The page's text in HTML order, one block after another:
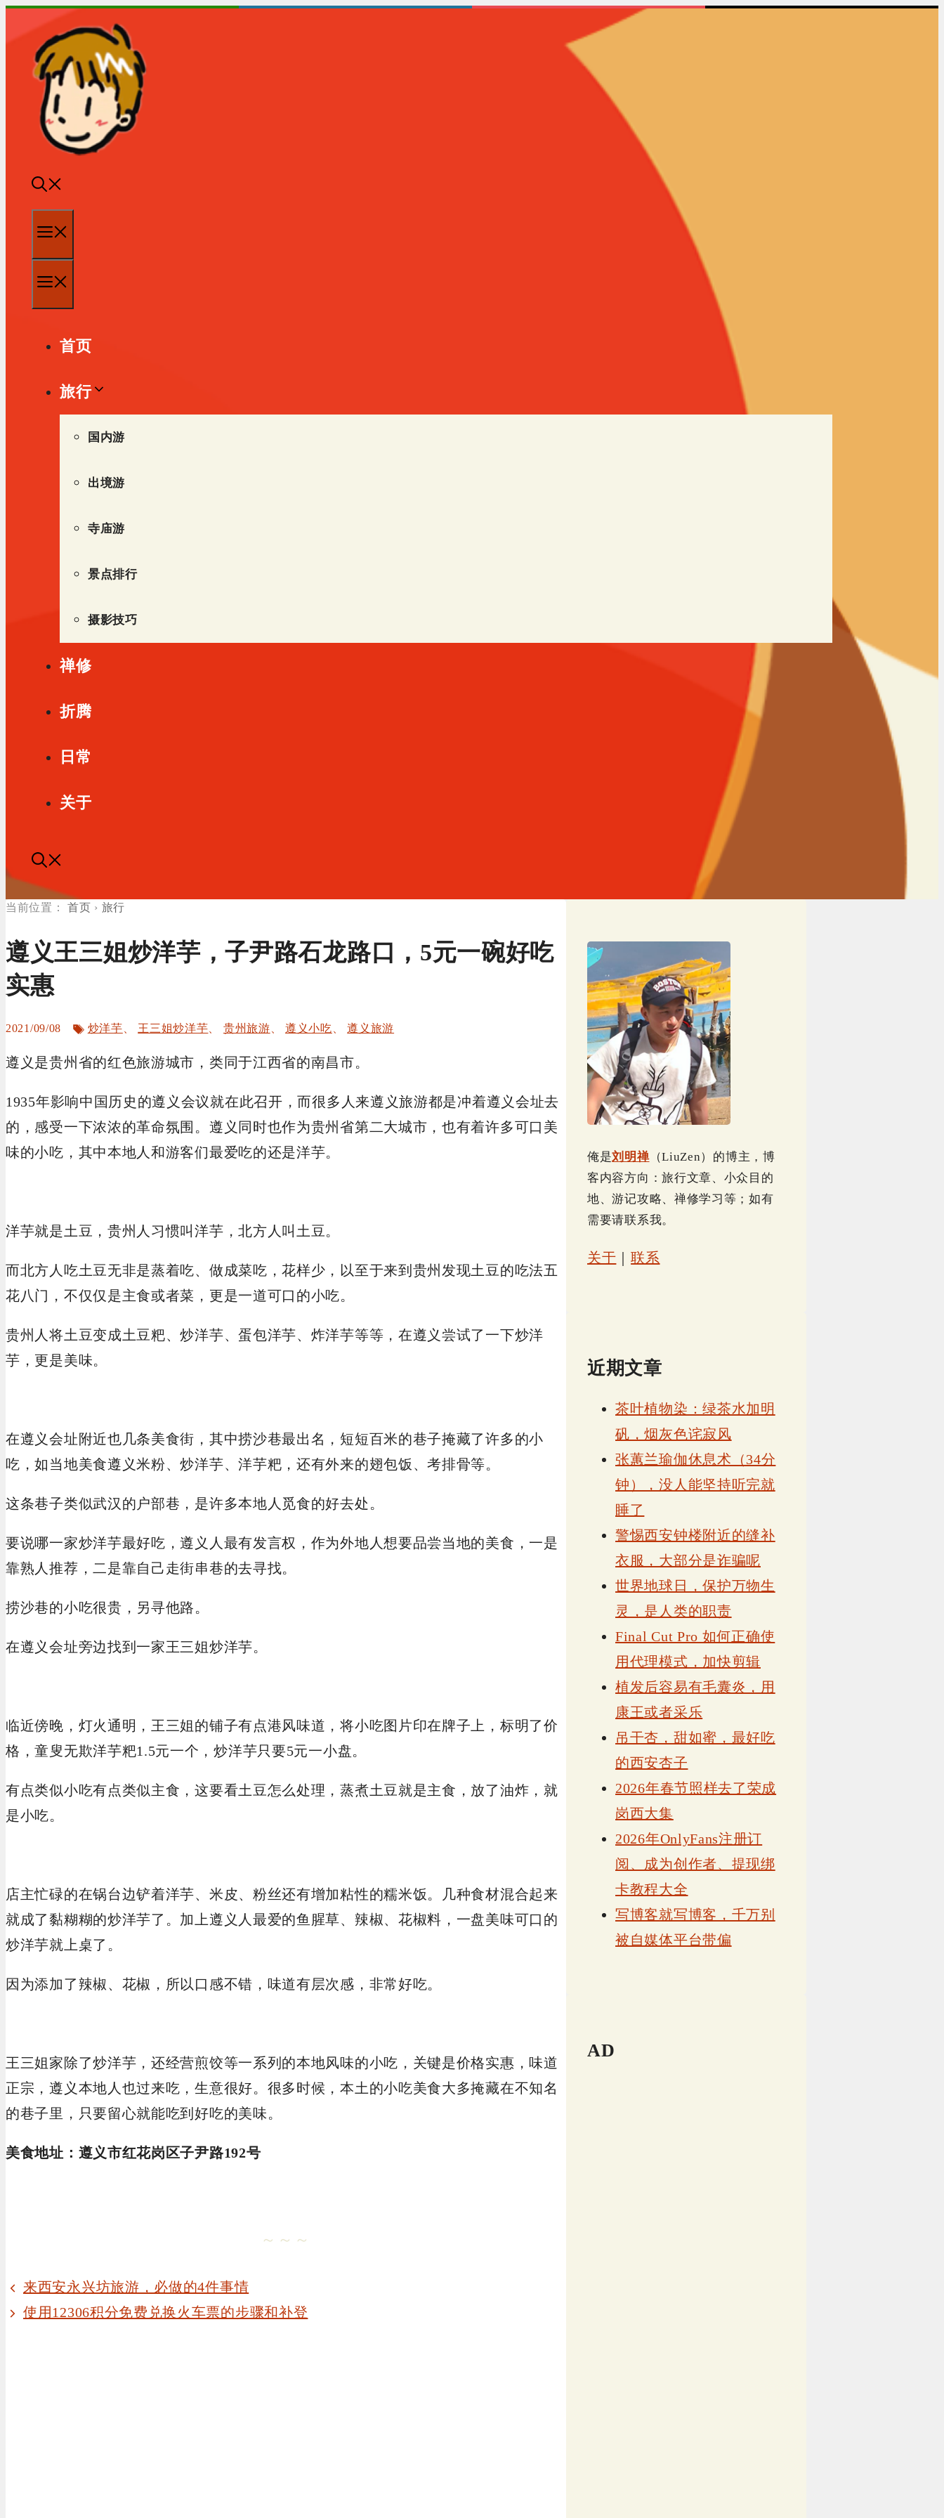
至
首页
旅行
国内游
出境游
寺庙游
景点排行
摄影技巧
禅修
折腾
日常
关于
首页 › 旅行
遵义王三姐炒洋芋，子尹路石龙路口，5元一碗好吃
实惠
2021/09/08
标
炒洋芋、王三姐炒洋芋、 贵州旅游、遵义小吃、遵义旅游
遵义是贵州省的红色旅游城市，类同于江西省的南昌市。
1935年影响中国历史的遵义会议就在此召开，而很多人来遵义旅游都是冲着遵义会址去
的，感受一下浓浓的革命氛围。遵义同时也作为贵州省第二大城市，也有着许多可口美
味的小吃，其中本地人和游客们最爱吃的还是洋芋。
洋芋就是土豆，贵州人习惯叫洋芋，北方人叫土豆。
而北方人吃土豆无非是蒸着吃、做成菜吃，花样少，以至于来到贵州发现土豆的吃法五
花八门，不仅仅是主食或者菜，更是一道可口的小吃。
贵州人将土豆变成土豆粑、炒洋芋、蛋包洋芋、炸洋芋等等，在遵义尝试了一下炒洋
芋，更是美味。
在遵义会址附近也几条美食街，其中捞沙巷最出名，短短百米的巷子掩藏了许多的小
吃，如当地美食遵义米粉、炒洋芋、洋芋粑，还有外来的翅包饭、考排骨等。
这条巷子类似武汉的户部巷，是许多本地人觅食的好去处。
要说哪一家炒洋芋最好吃，遵义人最有发言权，作为外地人想要品尝当地的美食，一是
靠熟人推荐，二是靠自己走街串巷的去寻找。
捞沙巷的小吃很贵，另寻他路。
在遵义会址旁边找到一家王三姐炒洋芋。
临近傍晚，灯火通明，王三姐的铺子有点港风味道，将小吃图片印在牌子上，标明了价
格，童叟无欺洋芋粑1.5元一个，炒洋芋只要5元一小盘。
有点类似小吃有点类似主食，这要看土豆怎么处理，蒸煮土豆就是主食，放了油炸，就
是小吃。
店主忙碌的在锅台边铲着洋芋、米皮、粉丝还有增加粘性的糯米饭。几种食材混合起来
就成了黏糊糊的炒洋芋了。加上遵义人最爱的鱼腥草、辣椒、花椒料，一盘美味可口的
炒洋芋就上桌了。
因为添加了辣椒、花椒，所以口感不错，味道有层次感，非常好吃。
王三姐家除了炒洋芋，还经营煎饺等一系列的本地风味的小吃，关键是价格实惠，味道
正宗，遵义本地人也过来吃，生意很好。很多时候，本土的小吃美食大多掩藏在不知名
的巷子里，只要留心就能吃到好吃的美味。
美食地址：遵义市红花岗区子尹路192号
～～～
来西安永兴坊旅游，必做的4件事情
使用12306积分免费兑换火车票的步骤和补登
俺是刘明禅（LiuZen）的博主，博
客内容方向：旅行文章、小众目的
地、游记攻略、禅修学习等；如有
需要请联系我。
关于 ｜联系
近期文章
茶叶植物染：绿茶水加明
矾，烟灰色诧寂风
张蕙兰瑜伽休息术（34分
钟），没人能坚持听完就
睡了
警惕西安钟楼附近的缝补
衣服，大部分是诈骗呢
世界地球日，保护万物生
灵，是人类的职责
Final Cut Pro 如何正确使
用代理模式，加快剪辑
植发后容易有毛囊炎，用
康王或者采乐
吊干杏，甜如蜜，最好吃
的西安杏子
2026年春节照样去了荣成
岗西大集
2026年OnlyFans注册订
阅、成为创作者、提现绑
卡教程大全
写博客就写博客，千万别
被自媒体平台带偏
AD